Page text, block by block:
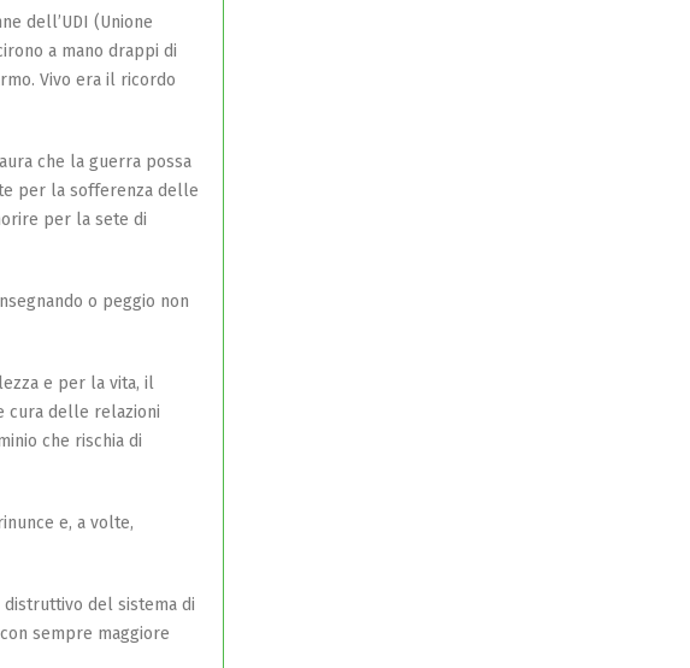
dell’UDI (Unione
a mano drappi di
Vivo era il ricordo
che la guerra possa
per la sofferenza delle
per la sete di
o peggio non
e per la vita, il
cura delle relazioni
che rischia di
e, a volte,
del sistema di
sempre maggiore